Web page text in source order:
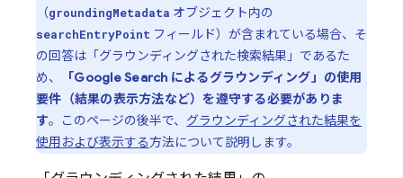
（groundingMetadata オブジェクト内の
searchEntryPoint フィールド）が含まれている場合、そ
の回答は「グラウンディングされた検索結果」であるた
め、
「Google Search によるグラウンディング」の使用
要件（結果の表示方法など）を遵守する必要がありま
す。このページの後半で、 グラウンディングされた結果を
使用および表示する方法について説明します。